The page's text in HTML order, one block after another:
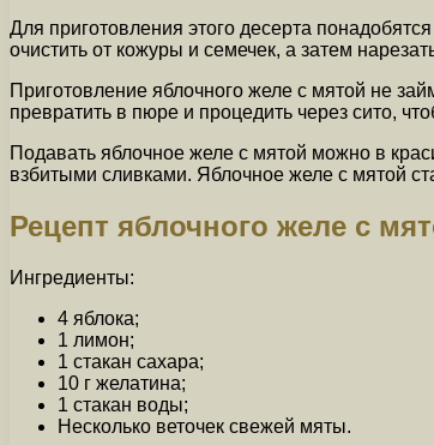
Для приготовления этого десерта
очистить от кожуры и семечек, а затем
Приготовление яблочного желе с мятой не
превратить в пюре и процедить через сито,
Подавать яблочное желе с мятой можно в
взбитыми сливками. Яблочное желе с мятой
Рецепт яблочного желе с
Ингредиенты:
4 яблока;
1 лимон;
1 стакан сахара;
10 г желатина;
1 стакан воды;
Несколько веточек свежей мяты.